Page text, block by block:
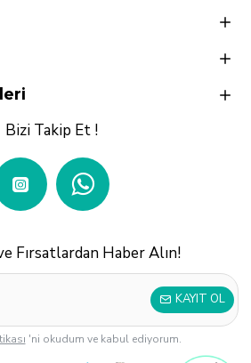
Bizi Takip Et !
Fırsatlardan Haber Alın!
KAYIT OL
'ni okudum ve kabul ediyorum.